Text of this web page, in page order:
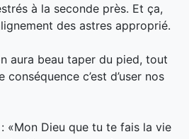
à la seconde près. Et ça,
des astres approprié.
aura beau taper du pied, tout
c’est d’user nos
«Mon Dieu que tu te fais la vie